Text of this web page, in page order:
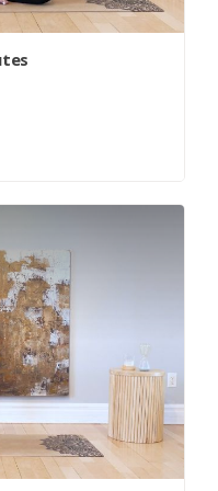
et d'exploration
guidée de 5
pleinement le
dans une
silence, tout en
la douceur de
explorateur
la
travers de la